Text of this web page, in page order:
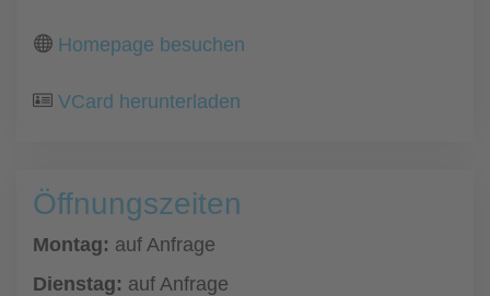
Homepage besuchen
VCard herunterladen
Öffnungszeiten
Montag: auf Anfrage
Dienstag: auf Anfrage